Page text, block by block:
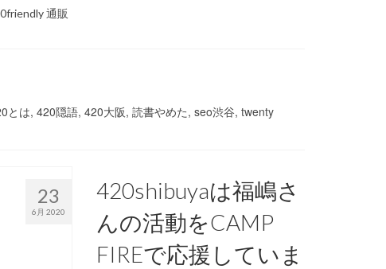
通販
は, 420隠語, 420大阪, 読書やめた, seo渋谷, twenty
23
6月 2020
420shibuyaは福嶋さ
んの活動をCAMP
FIREで応援していま